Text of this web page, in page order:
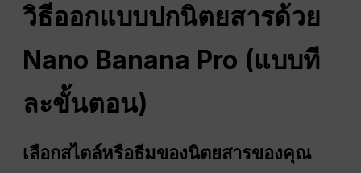
วิธีออกแบบปกนิตยสารด้วย
Nano Banana Pro (แบบที
ละขั้นตอน)
เลือกสไตล์หรือธีมของนิตยสารของคุณ